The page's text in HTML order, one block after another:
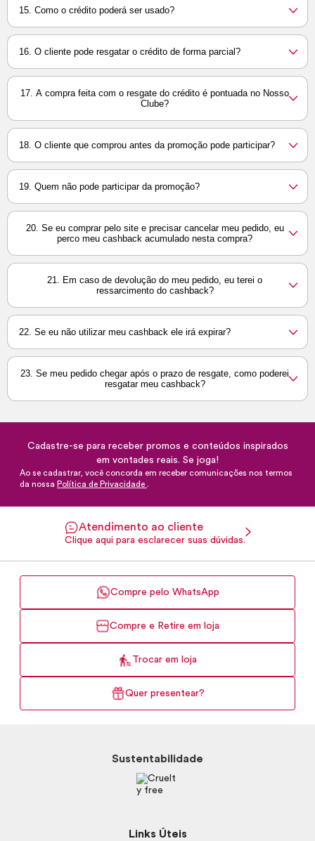
15. Como o crédito poderá ser usado?
16. O cliente pode resgatar o crédito de forma parcial?
17. A compra feita com o resgate do crédito é pontuada no Nosso
Clube?
18. O cliente que comprou antes da promoção pode participar?
19. Quem não pode participar da promoção?
20. Se eu comprar pelo site e precisar cancelar meu pedido, eu
perco meu cashback acumulado nesta compra?
21. Em caso de devolução do meu pedido, eu terei o
ressarcimento do cashback?
22. Se eu não utilizar meu cashback ele irá expirar?
23. Se meu pedido chegar após o prazo de resgate, como poderei
resgatar meu cashback?
Cadastre-se para receber promos e conteúdos inspirados
em vontades reais. Se joga!
Ao se cadastrar, você concorda em receber comunicações nos termos
da nossa Política de Privacidade .
Atendimento ao cliente
Clique aqui para esclarecer suas dúvidas.
Compre pelo WhatsApp
Compre e Retire em loja
Trocar em loja
Quer presentear?
Sustentabilidade
Links Úteis